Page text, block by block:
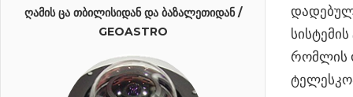
რომლის
ᲦᲐᲛᲘᲡ ᲪᲐ ᲗᲑᲘᲚᲘᲡᲘᲓᲐᲜ ᲓᲐ ᲑᲐᲖᲐᲚᲔᲗᲘᲓᲐᲜ /
GEOASTRO